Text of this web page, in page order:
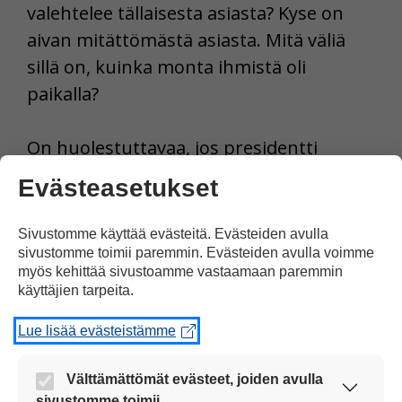
valehtelee tällaisesta asiasta? Kyse on
aivan mitättömästä asiasta. Mitä väliä
sillä on, kuinka monta ihmistä oli
paikalla?
On huolestuttavaa, jos presidentti
Trump aikoo kertoa ”vaihtoehtoisia
totuuksia” myös tärkeistä poliittisista
kysymyksistä.
Tulosta uutinen
Jaa Facebookissa
Evästeasetukset
Sivustomme käyttää evästeitä. Evästeiden avulla
sivustomme toimii paremmin. Evästeiden avulla voimme
myös kehittää sivustoamme vastaamaan paremmin
käyttäjien tarpeita.
Lue lisää evästeistämme
Välttämättömät evästeet, joiden avulla